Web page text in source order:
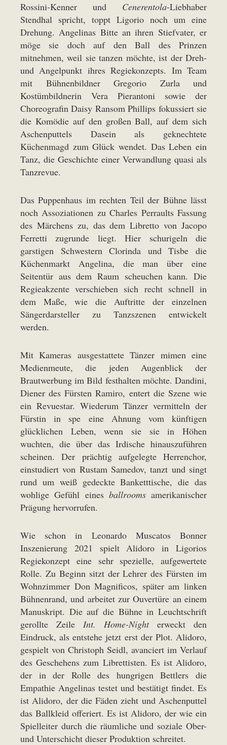
Rossini-Kenner und Cenerentola-Liebhaber
Stendhal spricht, toppt Ligorio noch um eine
Drehung. Angelinas Bitte an ihren Stiefvater, er
möge sie doch auf den Ball des Prinzen
mitnehmen, weil sie tanzen möchte, ist der Dreh-
und Angelpunkt ihres Regiekonzepts. Im Team
mit Bühnenbildner Gregorio Zurla und
Kostümbildnerin Vera Pierantoni sowie der
Choreografin Daisy Ransom Phillips fokussiert sie
die Komödie auf den großen Ball, auf dem sich
Aschenputtels Dasein als geknechtete
Küchenmagd zum Glück wendet. Das Leben ein
Tanz, die Geschichte einer Verwandlung quasi als
Tanzrevue.
Das Puppenhaus im rechten Teil der Bühne lässt
noch Assoziationen zu Charles Perraults Fassung
des Märchens zu, das dem Libretto von Jacopo
Ferretti zugrunde liegt. Hier schurigeln die
garstigen Schwestern Clorinda und Tisbe die
Küchenmarkt Angelina, die man über eine
Seitentür aus dem Raum scheuchen kann. Die
Regieakzente verschieben sich recht schnell in
dem Maße, wie die Auftritte der einzelnen
Sängerdarsteller zu Tanzszenen entwickelt
werden.
Mit Kameras ausgestattete Tänzer mimen eine
Medienmeute, die jeden Augenblick der
Brautwerbung im Bild festhalten möchte. Dandini,
Diener des Fürsten Ramiro, entert die Szene wie
ein Revuestar. Wiederum Tänzer vermitteln der
Fürstin in spe eine Ahnung vom künftigen
glücklichen Leben, wenn sie sie in Höhen
wuchten, die über das Irdische hinauszuführen
scheinen. Der prächtig aufgelegte Herrenchor,
einstudiert von Rustam Samedov, tanzt und singt
rund um weiß gedeckte Banketttische, die das
wohlige Gefühl eines ballroomsamerikanischer
Prägung hervorrufen.
Wie schon in Leonardo Muscatos Bonner
Inszenierung 2021 spielt Alidoro in Ligorios
Regiekonzept eine sehr spezielle, aufgewertete
Rolle. Zu Beginn sitzt der Lehrer des Fürsten im
Wohnzimmer Don Magnificos, später am linken
Bühnenrand, und arbeitet zur Ouvertüre an einem
Manuskript. Die auf die Bühne in Leuchtschrift
gerollte Zeile Int. Home-Nighterweckt den
Eindruck, als entstehe jetzt erst der Plot. Alidoro,
gespielt von Christoph Seidl, avanciert im Verlauf
des Geschehens zum Librettisten. Es ist Alidoro,
der in der Rolle des hungrigen Bettlers die
Empathie Angelinas testet und bestätigt findet. Es
ist Alidoro, der die Fäden zieht und Aschenputtel
das Ballkleid offeriert. Es ist Alidoro, der wie ein
Spielleiter durch die räumliche und soziale Ober-
und Unterschicht dieser Produktion schreitet.